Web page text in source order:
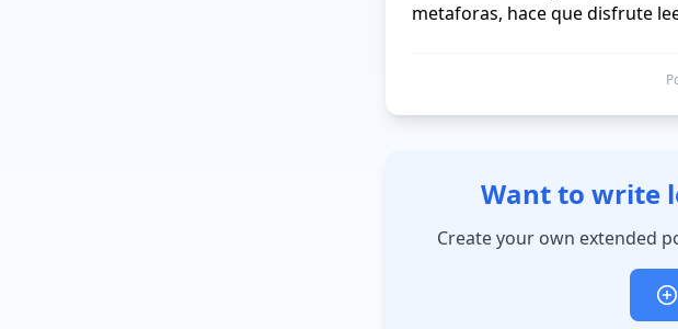
metaforas, hace que disfrute
Want to write
Create your own extended